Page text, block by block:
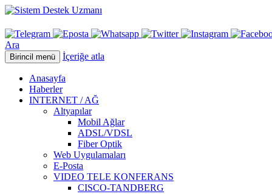
Ara
Birincil menü İçeriğe atla
Anasayfa
Haberler
INTERNET / AĞ
Altyapılar
Mobil Ağlar
ADSL/VDSL
Fiber Optik
Web Uygulamaları
E-Posta
VIDEO TELE KONFERANS
CISCO-TANDBERG